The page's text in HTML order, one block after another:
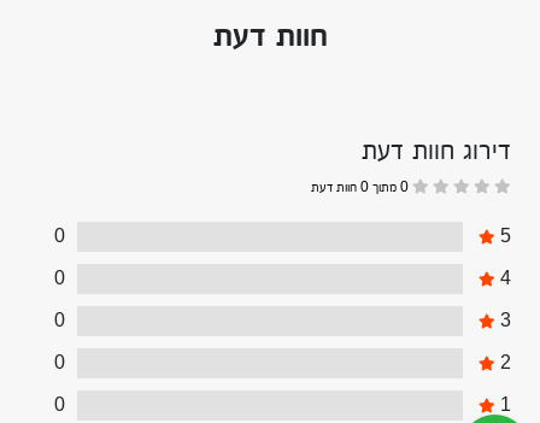
חוות דעת
דירוג חוות דעת
5
0
4
0
3
0
2
0
1
0